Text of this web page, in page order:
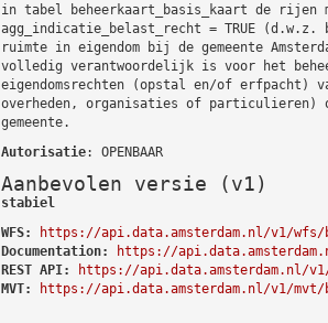
in tabel beheerkaart_basis_kaart de rijen
agg_indicatie_belast_recht = TRUE
ruimte in eigendom bij de gemeente
volledig verantwoordelijk is voor het
eigendomsrechten (opstal en/of erfpacht)
overheden, organisaties of particulieren)
gemeente.
Autorisatie: OPENBAAR
Aanbevolen versie (v1)
stabiel
WFS:
https://api.data.amsterdam.nl/v1/wfs/
Documentation:
https://
REST API:
https://api.data.amsterdam.nl/
MVT:
https://api.data.amsterdam.nl/v1/mvt/